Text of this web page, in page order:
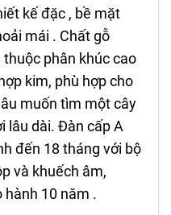
kế đặc , bề mặt
mái . Chất gỗ
phân khúc cao
kim, phù hợp cho
muốn tìm một cây
lâu dài. Đàn cấp A
đến 18 tháng với bộ
và khuếch âm,
hành 10 năm .